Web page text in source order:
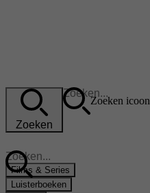
Zoeken
Zoeken icoon
Films & Series
Luisterboeken